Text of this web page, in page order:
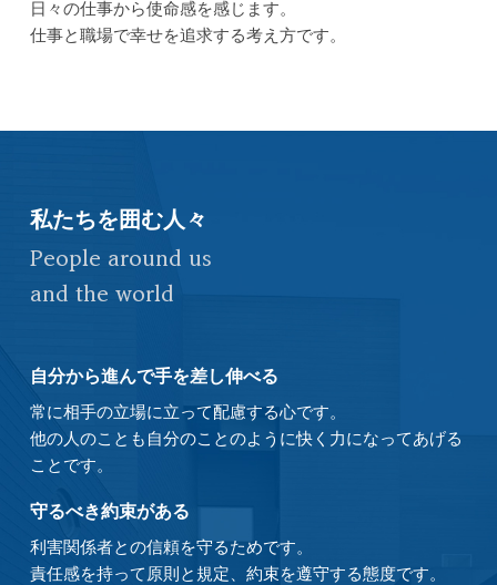
日々の仕事から使命感を感じます。
仕事と職場で幸せを追求する考え方です。
私たちを囲む人々
People around us
and the world
自分から進んで手を差し伸べる
常に相手の立場に立って配慮する心です。
他の人のことも自分のことのように快く力になってあげる
ことです。
守るべき約束がある
利害関係者との信頼を守るためです。
責任感を持って原則と規定、約束を遵守する態度です。